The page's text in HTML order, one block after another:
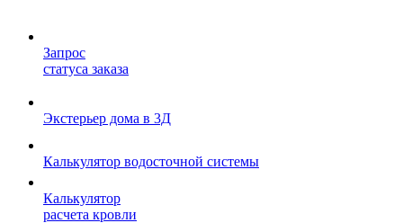
Запрос
статуса заказа
Экстерьер дома в 3Д
Калькулятор водосточной системы
Калькулятор
расчета кровли